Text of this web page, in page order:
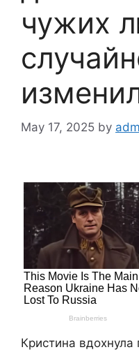
чужих
May 17, 2025 by
Кристина